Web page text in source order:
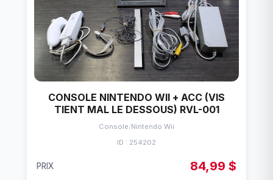
CONSOLE NINTENDO WII + ACC (VIS
TIENT MAL LE DESSOUS) RVL-001
Console/Nintendo Wii
ID : 254202
PRIX 84,99 $